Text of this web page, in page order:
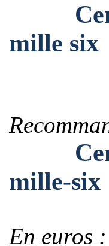
Cent
mille six
Cent-
mille-six
En euros :